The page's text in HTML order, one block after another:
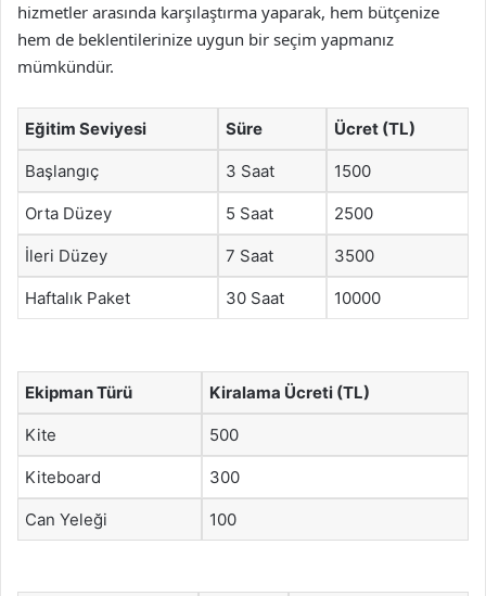
hizmetler arasında karşılaştırma yaparak, hem bütçenize
hem de beklentilerinize uygun bir seçim yapmanız
mümkündür.
Eğitim Seviyesi Süre Ücret (TL)
Başlangıç 3 Saat 1500
Orta Düzey 5 Saat 2500
İleri Düzey 7 Saat 3500
Haftalık Paket 30 Saat 10000
Ekipman Türü Kiralama Ücreti (TL)
Kite 500
Kiteboard 300
Can Yeleği 100